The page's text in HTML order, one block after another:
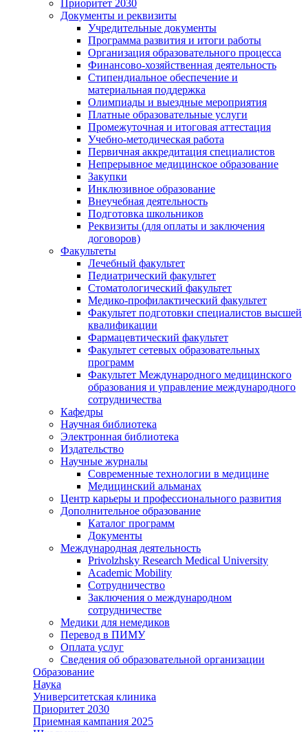
Приоритет 2030
Документы и реквизиты
Учредительные документы
Программа развития и итоги работы
Организация образовательного процесса
Финансово-хозяйственная деятельность
Стипендиальное обеспечение и
материальная поддержка
Олимпиады и выездные мероприятия
Платные образовательные услуги
Промежуточная и итоговая аттестация
Учебно-методическая работа
Первичная аккредитация специалистов
Непрерывное медицинское образование
Закупки
Инклюзивное образование
Внеучебная деятельность
Подготовка школьников
Реквизиты (для оплаты и заключения
договоров)
Факультеты
Лечебный факультет
Педиатрический факультет
Стоматологический факультет
Медико-профилактический факультет
Факультет подготовки специалистов высшей
квалификации
Фармацевтический факультет
Факультет сетевых образовательных
программ
Факультет Международного медицинского
образования и управление международного
сотрудничества
Кафедры
Научная библиотека
Электронная библиотека
Издательство
Научные журналы
Современные технологии в медицине
Медицинский альманах
Центр карьеры и профессионального развития
Дополнительное образование
Каталог программ
Документы
Международная деятельность
Privolzhsky Research Medical University
Academic Mobility
Сотрудничество
Заключения о международном
сотрудничестве
Медики для немедиков
Перевод в ПИМУ
Оплата услуг
Сведения об образовательной организации
Образование
Наука
Университетская клиника
Приоритет 2030
Приемная кампания 2025